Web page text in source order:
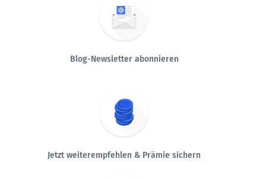
Blog-Newsletter abonnieren
Jetzt weiterempfehlen & Prämie sichern